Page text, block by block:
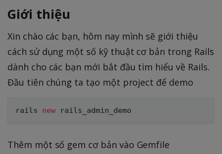
Giới thiệu
Xin chào các bạn, hôm nay mình sẽ giới thiệu
cách sử dụng một số kỹ thuật cơ bản trong Rails
dành cho các bạn mới bắt đầu tìm hiểu về Rails.
Đầu tiên chúng ta tạo một project để demo
rails new
Thêm một số gem cơ bản vào Gemfile